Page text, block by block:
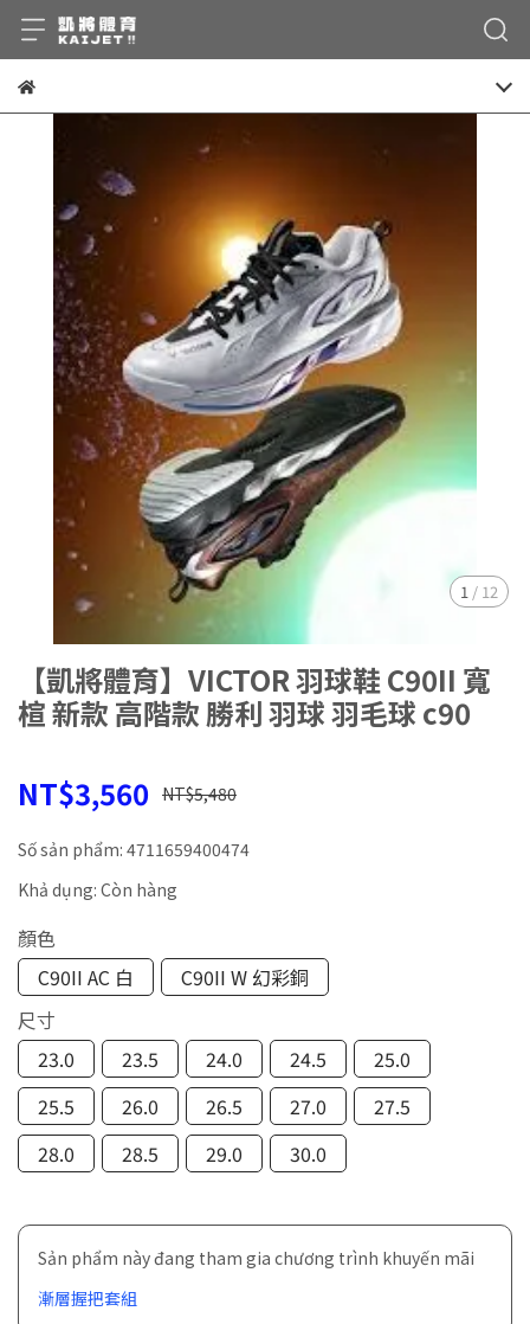
1 / 12
【凱將體育】VICTOR 羽球鞋 C90II 寬
楦 新款 高階款 勝利 羽球 羽毛球 c90
NT$3,560 NT$5,480
Số sản phẩm: 4711659400474
Khả dụng: Còn hàng
顏色
C90II AC 白
C90II W 幻彩銅
尺寸
23.0
23.5 24.0 24.5
25.0
25.5
26.0 26.5 27.0
27.5
28.0
28.5 29.0 30.0
Sản phẩm này đang tham gia chương trình khuyến mãi
漸層握把套組